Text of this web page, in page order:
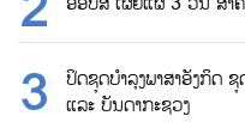
ປິດຊຸດບຳລຸງພາສາອັງກິດ
ແລະ ບັນດາກະຊວງ